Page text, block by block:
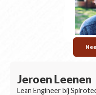
Jeroen Leenen
Lean Engineer bij